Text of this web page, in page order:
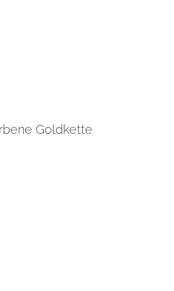
Goldkette